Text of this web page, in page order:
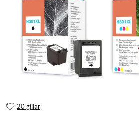
20 gillar